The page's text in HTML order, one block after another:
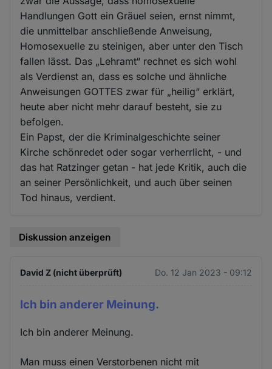
Handlungen Gott ein Gräuel seien, ernst nimmt,
die unmittelbar anschließende Anweisung,
Homosexuelle zu steinigen, aber unter den Tisch
fallen lässt. Das „Lehramt“ rechnet es sich wohl
als Verdienst an, dass es solche und ähnliche
Anweisungen GOTTES zwar für „heilig“ erklärt,
heute aber nicht mehr darauf besteht, sie zu
befolgen.
Ein Papst, der die Kriminalgeschichte seiner
Kirche schönredet oder sogar verherrlicht, - und
das hat Ratzinger getan - hat jede Kritik, auch die
an seiner Persönlichkeit, und auch über seinen
Tod hinaus, verdient.
Diskussion anzeigen
David Z (nicht überprüft) Do. 12 Jan 2023 - 09:12
Ich bin anderer Meinung.
Ich bin anderer Meinung.
Man muss einen Verstorbenen nicht mit